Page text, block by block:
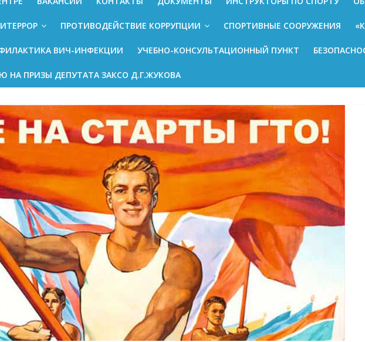
ПРОТИВОДЕЙСТВИЕ КОРРУПЦИИ СПОРТИВНЫЕ СООРУЖЕНИЯ
ВИЧ-ИНФЕКЦИИ УЧЕБНО-КОНСУЛЬТАЦИОННЫЙ ПУНКТ
НА ПРИЗЫ ДЕПУТАТА ЗАКСО Д.Г.ЖУКОВА